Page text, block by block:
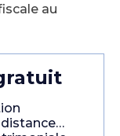
au
distance…